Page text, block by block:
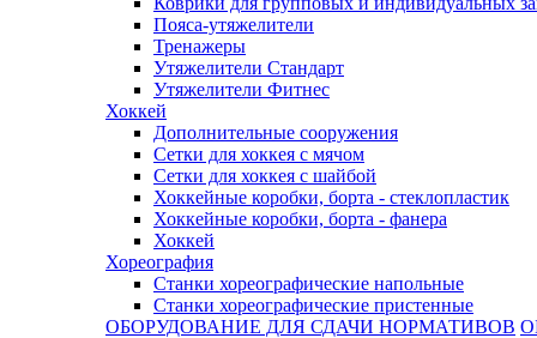
Пояса-утяжелители
Тренажеры
Утяжелители Стандарт
Утяжелители Фитнес
Хоккей
Дополнительные сооружения
Сетки для хоккея с мячом
Сетки для хоккея с шайбой
Хоккейные коробки, борта - стеклопластик
Хоккейные коробки, борта - фанера
Хоккей
Хореография
Станки хореографические напольные
Станки хореографические пристенные
ОБОРУДОВАНИЕ ДЛЯ СДАЧИ НОРМАТИВОВ